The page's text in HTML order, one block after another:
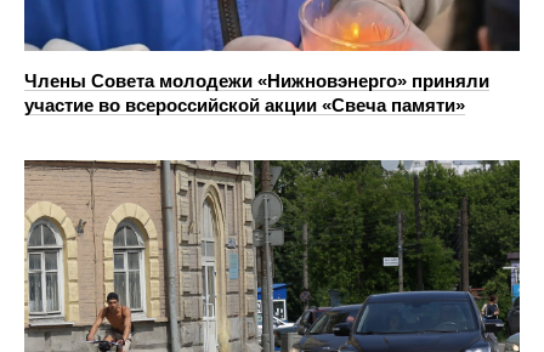
Члены Совета молодежи «Нижновэнерго» приняли
участие во всероссийской акции «Свеча памяти»